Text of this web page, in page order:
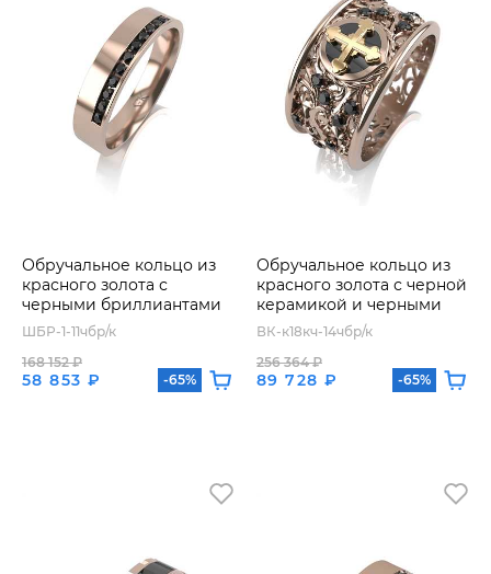
Обручальное кольцо из
красного золота с
черными бриллиантами
ШБР-1-11чбр/к
58 853 ₽
168 152 ₽
-65%
Обручальное кольцо из
красного золота с черной
керамикой и черными
бриллиантами
ВК-к18кч-14чбр/к
89 728 ₽
256 364 ₽
-65%